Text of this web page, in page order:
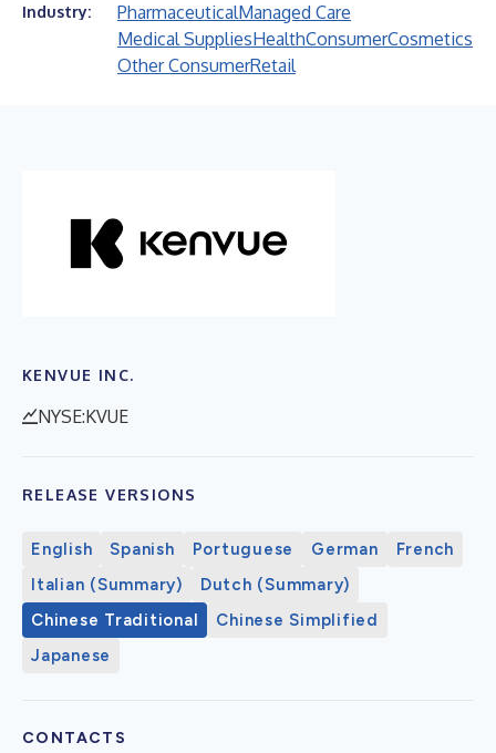
Industry: PharmaceuticalManaged Care
Medical SuppliesHealthConsumerCosmetics
Other ConsumerRetail
KENVUE INC.
NYSE:KVUE
RELEASE VERSIONS
English Spanish Portuguese German
French
Italian (Summary)
Dutch (Summary)
Chinese Traditional
Chinese Simplified
Japanese
CONTACTS